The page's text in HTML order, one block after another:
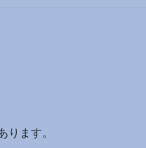
ります。